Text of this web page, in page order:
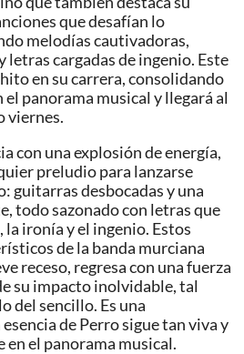
que desafían lo
melodías cautivadoras,
cargadas de ingenio. Este
en su carrera, consolidando
el panorama musical y llegará al
viernes.
con una explosión de energía,
preludio para lanzarse
guitarras desbocadas y una
todo sazonado con letras que
ironía y el ingenio. Estos
de la banda murciana
receso, regresa con una fuerza
su impacto inolvidable, tal
del sencillo. Es una
de Perro sigue tan viva y
el panorama musical.